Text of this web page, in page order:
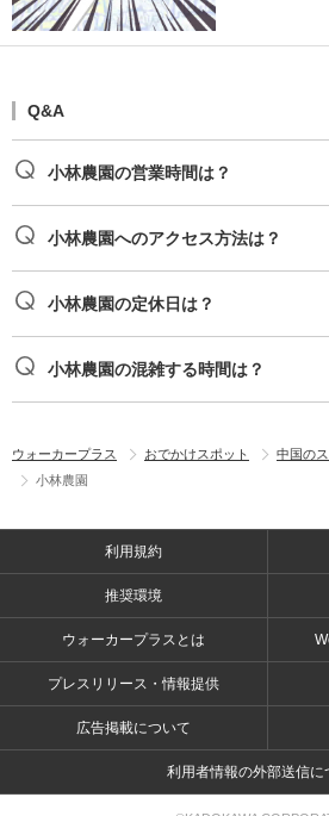
Q&A
小林農園の営業時間は？
小林農園へのアクセス方法は？
小林農園の定休日は？
小林農園の混雑する時間は？
ウォーカープラス おでかけスポット 中国の
小林農園
利用規約
推奨環境
ウォーカープラスとは
プレスリリース・情報提供
広告掲載について
利用者情報の外部送信に